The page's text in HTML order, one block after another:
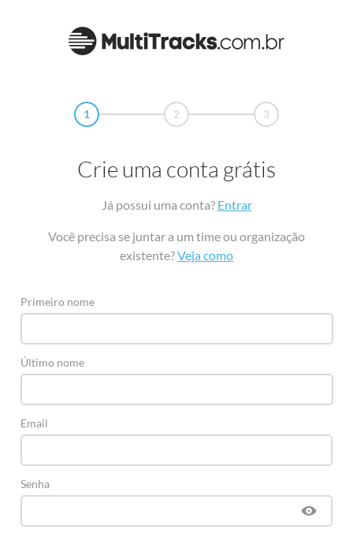
1 2 3
Crie uma conta grátis
Já possui uma conta? Entrar
Você precisa se juntar a um time ou organização
existente?Veja como
Primeiro nome
Último nome
Email
Senha